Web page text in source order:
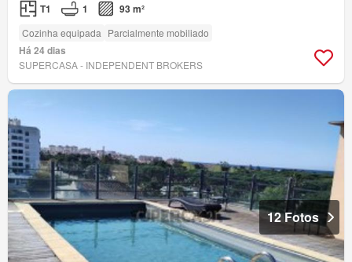
T1 1 93 m²
Cozinha equipada Parcialmente mobiliado
Há 24 dias
SUPERCASA - INDEPENDENT BROKERS
12 Fotos